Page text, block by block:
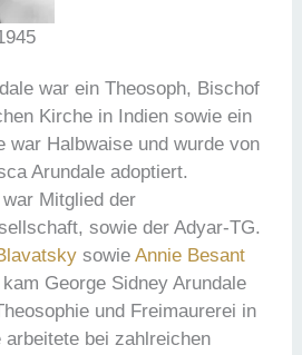
war ein Theosoph, Bischof
Kirche in Indien sowie ein
war Halbwaise und wurde von
Arundale adoptiert.
Mitglied der
sowie der Adyar-TG.
sowieAnnie Besant
George Sidney Arundale
und Freimaurerei in
arbeitete bei zahlreichen